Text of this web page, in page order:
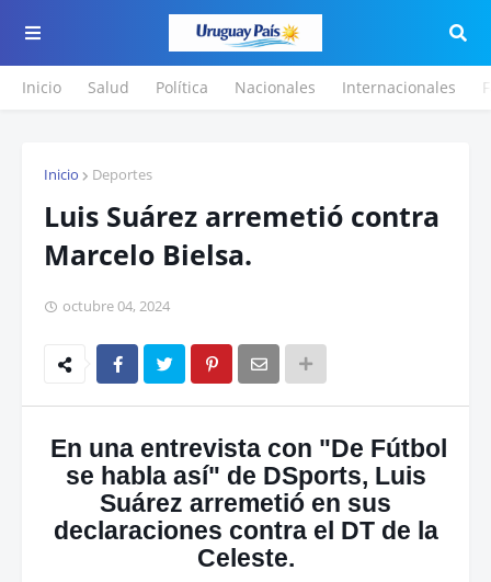
Inicio Salud Política Nacionales Internacionales
Inicio Deportes
Luis Suárez arremetió contra
Marcelo Bielsa.
octubre 04, 2024
En una entrevista con "De Fútbol
se habla así" de DSports, Luis
Suárez arremetió en sus
declaraciones contra el DT de la
Celeste.